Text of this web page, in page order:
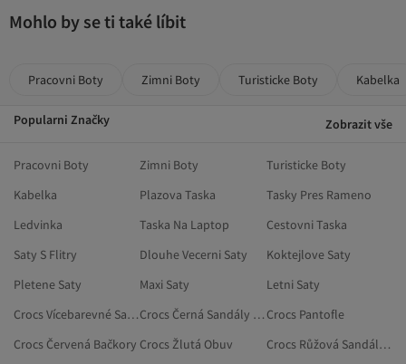
Mohlo by se ti také líbit
Pracovni Boty Zimni Boty Turisticke Boty Kabelka
Popularni Značky Zobrazit vše
Pracovni Boty Zimni Boty
Turisticke Boty
Kabelka
Plazova Taska
Tasky Pres Rameno
Ledvinka
Taska Na Laptop
Cestovni Taska
Saty S Flitry
Dlouhe Vecerni Saty
Koktejlove Saty
Pletene Saty
Maxi Saty
Letni Saty
Crocs Vícebarevné Sandály
Crocs Černá Sandály A Pantofle Crocs Pantofle
Crocs Červená Bačkory Crocs Žlutá Obuv
Crocs Růžová Sandály A Pantofle